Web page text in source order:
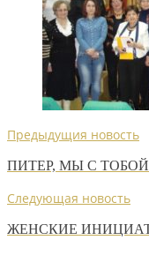
Предыдущия новость
ПИТЕР, МЫ С
Следующая новость
ЖЕНСКИЕ